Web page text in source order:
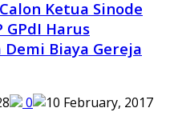
Ketua Sinode
GPdI Harus
Biaya Gereja
0